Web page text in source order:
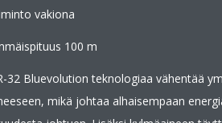
vakiona
100 m
32 Bluevolution teknologiaa vähentää
mikä johtaa alhaisempaan